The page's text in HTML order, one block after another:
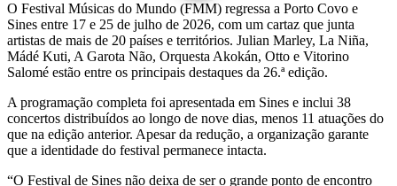
O Festival Músicas do Mundo (FMM) regressa a Porto Covo e
Sines entre 17 e 25 de julho de 2026, com um cartaz que junta
artistas de mais de 20 países e territórios. Julian Marley, La Niña,
Mádé Kuti, A Garota Não, Orquesta Akokán, Otto e Vitorino
Salomé estão entre os principais destaques da 26.ª edição.
A programação completa foi apresentada em Sines e inclui 38
concertos distribuídos ao longo de nove dias, menos 11 atuações do
que na edição anterior. Apesar da redução, a organização garante
que a identidade do festival permanece intacta.
“O Festival de Sines não deixa de ser o grande ponto de encontro